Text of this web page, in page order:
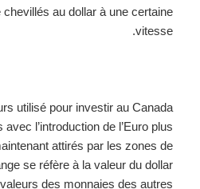
au dollar à une certaine
vitesse.
utilisé pour investir au Canada
l’introduction de l’Euro plus
attirés par les zones de
se réfère à la valeur du dollar
des monnaies des autres